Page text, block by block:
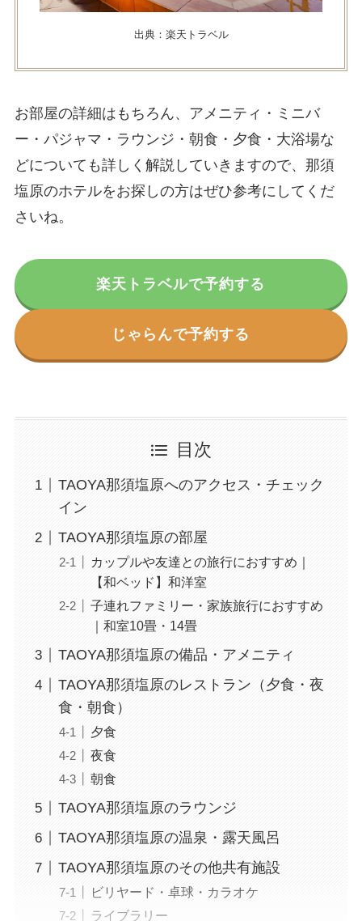
出典：楽天トラベル
お部屋の詳細はもちろん、アメニティ・ミニバ
ー・パジャマ・ラウンジ・朝食・夕食・大浴場な
どについても詳しく解説していきますので、那須
塩原のホテルをお探しの方はぜひ参考にしてくだ
さいね。
楽天トラベルで予約する
じゃらんで予約する
目次
TAOYA那須塩原へのアクセス・チェック
イン
TAOYA那須塩原の部屋
カップルや友達との旅行におすすめ｜
【和ベッド】和洋室
子連れファミリー・家族旅行におすすめ
｜和室10畳・14畳
TAOYA那須塩原の備品・アメニティ
TAOYA那須塩原のレストラン（夕食・夜
食・朝食）
夕食
夜食
朝食
TAOYA那須塩原のラウンジ
TAOYA那須塩原の温泉・露天風呂
TAOYA那須塩原のその他共有施設
ビリヤード・卓球・カラオケ
ライブラリー